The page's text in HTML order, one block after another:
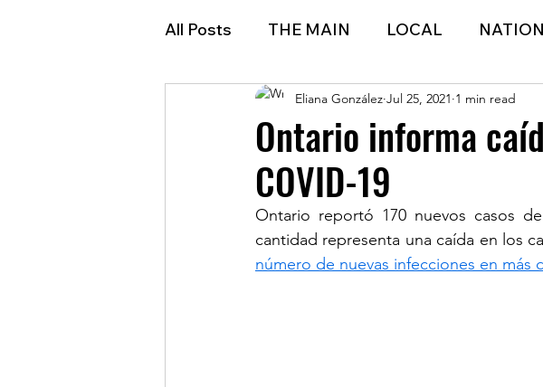
All Posts THE MAIN LOCAL
LIFESTYLE FINANCE TECHNOLOGY
INMIGRATION WEATHER
LINKS OF INTEREST TURISM
Ontario informa
COVID-19
Eliana González Jul 25, 2021 1 min read
Ontario reportó 170 nuevos casos
cantidad representa una caída en los
número de nuevas infecciones en más